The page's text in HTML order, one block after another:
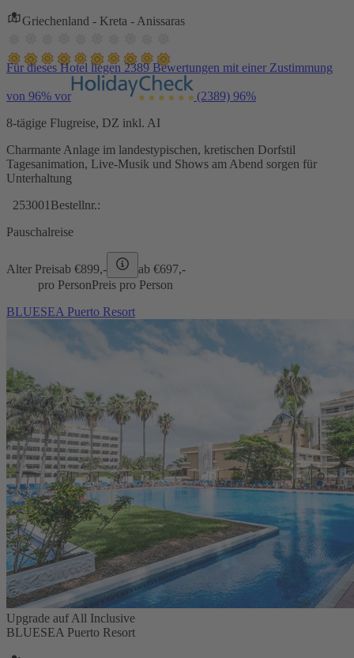
Griechenland - Kreta - Anissaras
Für dieses Hotel liegen 2389 Bewertungen mit einer Zustimmung
von 96% vor (2389) 96%
8-tägige Flugreise, DZ inkl. AI
Charmante Anlage im landestypischen, kretischen Dorfstil
Tagesanimation, Live-Musik und Shows am Abend sorgen für
Unterhaltung
253001 Bestellnr.:
Pauschalreise
Alter Preisab €899,- ab €697,-
pro PersonPreis pro Person
BLUESEA Puerto Resort
Upgrade auf All Inclusive
BLUESEA Puerto Resort